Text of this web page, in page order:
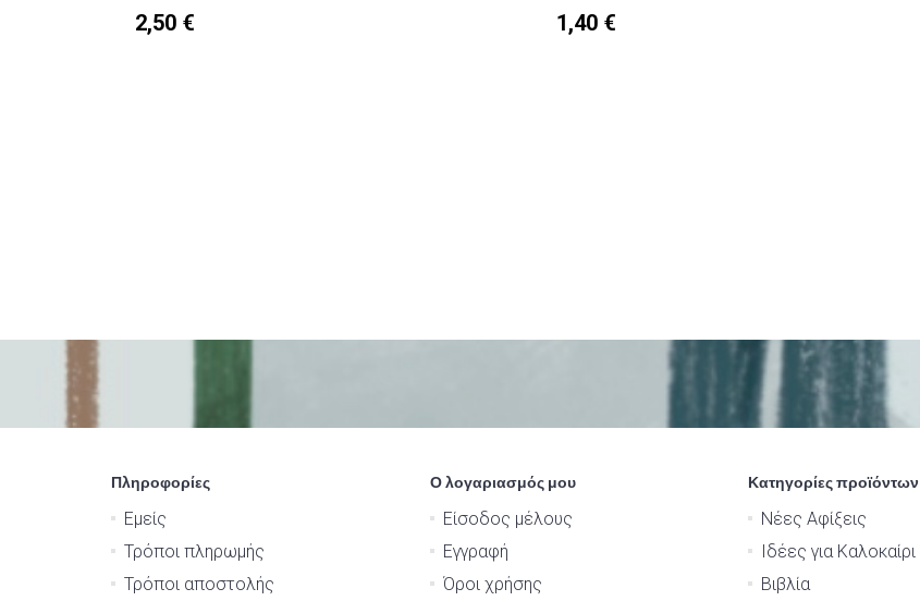
2,50 € 1,40 €
Πληροφορίες
Εμείς
Τρόποι πληρωμής
Τρόποι αποστολής
Ο λογαριασμός μου
Είσοδος μέλους
Εγγραφή
Όροι χρήσης
Κατηγορίες προϊόντων
Νέες Αφίξεις
Ιδέες για Καλοκαίρι
Βιβλία